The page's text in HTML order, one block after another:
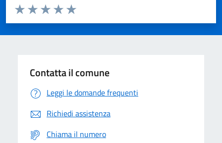
Domanda
Valuta da 1 a 5 stelle la pagina
Valuta 5 stelle su 5
Valuta 4 stelle su 5
Valuta 3 stelle su 5
Valuta 2 stelle su 5
Valuta 1 stelle su 5
Contatta il comune
Leggi le domande frequenti
Richiedi assistenza
Chiama il numero